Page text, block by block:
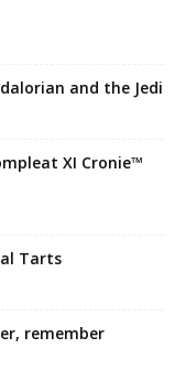
and the Jedi
XI Cronie™
Tarts
remember